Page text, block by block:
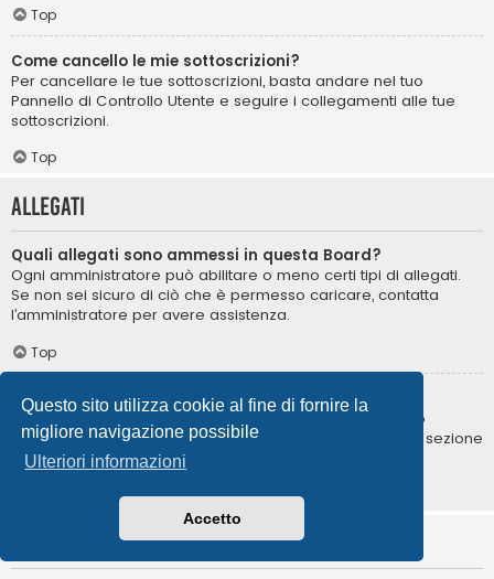
Questo sito utilizza cookie al fine di fornire la
migliore navigazione possibile
Ulteriori informazioni
Accetto
Top
Come cancello le mie sottoscrizioni?
Per cancellare le tue sottoscrizioni, basta andare nel tuo
Pannello di Controllo Utente e seguire i collegamenti alle tue
sottoscrizioni.
Top
Allegati
Quali allegati sono ammessi in questa Board?
Ogni amministratore può abilitare o meno certi tipi di allegati.
Se non sei sicuro di ciò che è permesso caricare, contatta
l’amministratore per avere assistenza.
Top
Come posso trovare i miei allegati?
Per trovare la lista degli allegati da te caricati, vai nel tuo
Pannello di Controllo Utente e segui i collegamenti nella sezione
degli allegati.
Informazioni su phpBB